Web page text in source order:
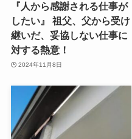
『人から感謝される仕事が
したい』 祖父、父から受け
継いだ、妥協しない仕事に
対する熱意！
2024年11月8日